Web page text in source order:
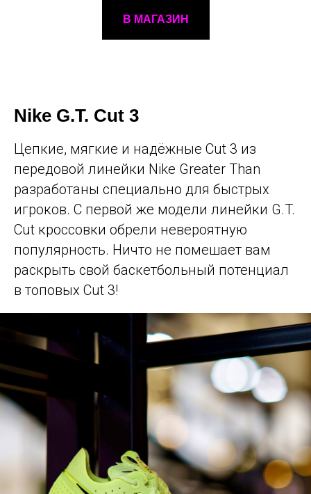
В МАГАЗИН
Nike G.T. Cut 3
Цепкие, мягкие и надёжные Cut 3 из
передовой линейки Nike Greater Than
разработаны специально для быстрых
игроков. С первой же модели линейки G.T.
Cut кроссовки обрели невероятную
популярность. Ничто не помешает вам
раскрыть свой баскетбольный потенциал
в топовых Cut 3!